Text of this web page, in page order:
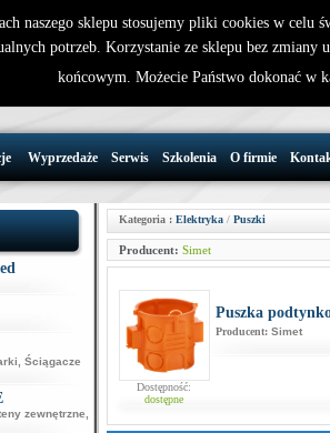
32 721 86
Wyprzedaże Serwis Szkolenia O firmie
Ściągacze
zewnętrzne
Kategoria : Elektryka/ Puszki
Producent: Simet
Dostępność:
dostępne
Puszka
Producent: Simet
naszego sklepu stosujemy pliki cookies w celu
potrzeb. Korzystanie ze sklepu bez zmiany
końcowym. Możecie Państwo dokonać w